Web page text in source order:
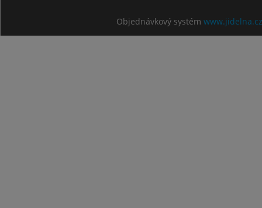
Objednávkový systém www.jidelna.cz